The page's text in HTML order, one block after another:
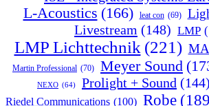
L-Acoustics (166) leat con (69)
Livestream (148) LMP
LMP Lichttechnik (221)
Martin Professional (70) Meyer Sound
NEXO (64) Prolight + Sound (144)
Riedel Communications (100) Robe